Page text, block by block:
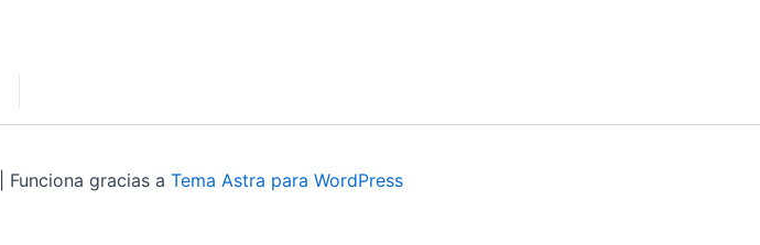
gracias a Tema Astra para WordPress